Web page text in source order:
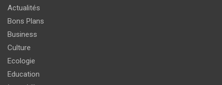
Actualités
Bons Plans
Business
Culture
Ecologie
Education